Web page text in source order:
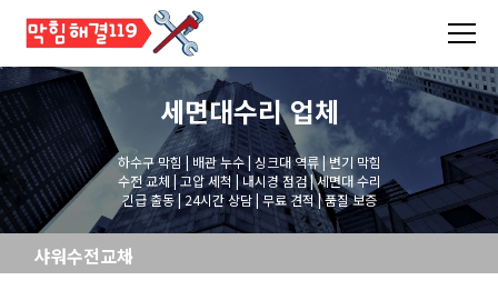
세면대수리업체
하수구 막힘 | 배관 누수 | 싱크대 역류 | 변기 막힘
수전 교체 | 고압 세척 | 내시경 점검 | 세면대 수리
긴급 출동 | 24시간 상담 | 무료 견적 | 품질 보증
샤워수전교체